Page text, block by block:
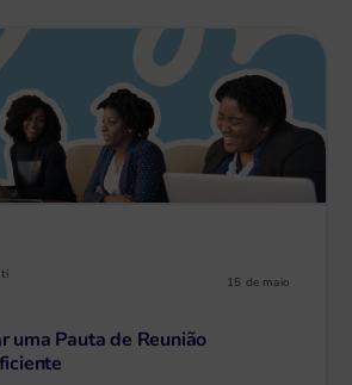
15 de maio
uma Pauta de Reunião